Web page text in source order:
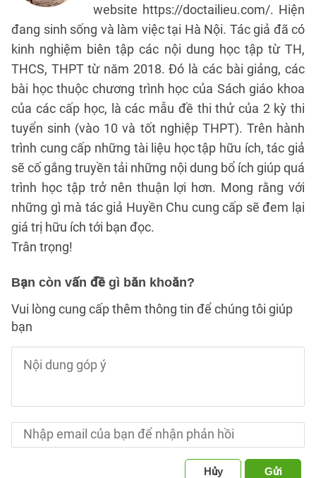
website https://doctailieu.com/. Hiện
đang sinh sống và làm việc tại Hà Nội. Tác giả đã có
kinh nghiệm biên tập các nội dung học tập từ TH,
THCS, THPT từ năm 2018. Đó là các bài giảng, các
bài học thuộc chương trình học của Sách giáo khoa
của các cấp học, là các mẫu đề thi thử của 2 kỳ thi
tuyển sinh (vào 10 và tốt nghiệp THPT). Trên hành
trình cung cấp những tài liệu học tập hữu ích, tác giả
sẽ cố gắng truyền tải những nội dung bổ ích giúp quá
trình học tập trở nên thuận lợi hơn. Mong rằng với
những gì mà tác giả Huyền Chu cung cấp sẽ đem lại
giá trị hữu ích tới bạn đọc.
Trân trọng!
Bạn còn vấn đề gì băn khoăn?
Vui lòng cung cấp thêm thông tin để chúng tôi giúp
bạn
Hủy Gửi